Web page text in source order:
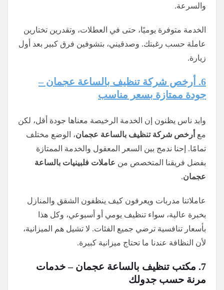
والسرعة.
الخدمة متوفرة يوميًا، حتى في العطلات، وتقدرين تختارين
عاملة حسب رغبتك. وصدقيني، بتشوفين فرق كبير بعد أول
زيارة.
6. أرخص شركة تنظيف بالساعة عجمان –
جودة ممتازة بسعر مناسب
وايد ناس يظنون إن الخدمة الرخيصة معناها جودة أقل، لكن
مع أرخص شركة تنظيف بالساعة عجمان، الوضع مختلف
تمامًا. إحنا ندمج بين السعر المعقول والخدمة الممتازة
بفضل فريقنا المتخصص من عاملات فلبينيات بالساعة
عجمان.
عاملاتنا مدربات ويعرفون كيف ينظفون الشقق والمنازل
بخبرة عالية، سواء تنظيف يومي أو أسبوعي، وكل هذا
بأسعار تنافسية ترضي جميع الفئات. لا تشيل هم الميزانية،
لأن النظافة عندنا ما تحتاج ميزانية كبيرة.
7. مكتب تنظيف بالساعة عجمان – خدمات
مرنة حسب جدولك